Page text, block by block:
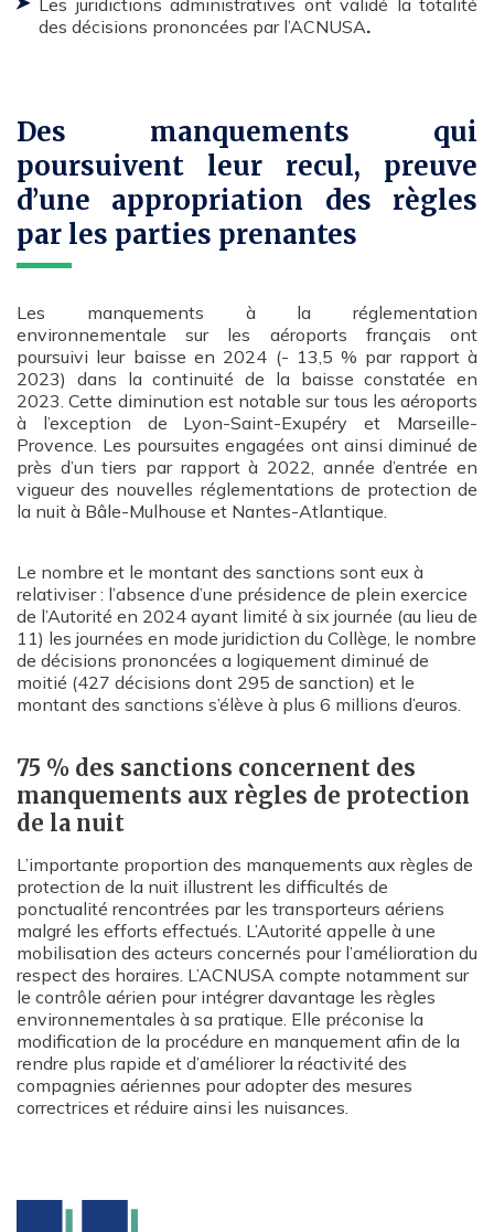
des décisions prononcées par l’ACNUSA.
Des manquements qui
poursuivent leur recul, preuve
d’une appropriation des règles
par les parties prenantes
Les manquements à la réglementation
environnementale sur les aéroports français ont
poursuivi leur baisse en 2024 (- 13,5 % par rapport à
2023) dans la continuité de la baisse constatée en
2023. Cette diminution est notable sur tous les aéroports
à l’exception de Lyon-Saint-Exupéry et Marseille-
Provence. Les poursuites engagées ont ainsi diminué de
près d’un tiers par rapport à 2022, année d’entrée en
vigueur des nouvelles réglementations de protection de
la nuit à Bâle-Mulhouse et Nantes-Atlantique.
Le nombre et le montant des sanctions sont eux à
relativiser : l’absence d’une présidence de plein exercice
de l’Autorité en 2024 ayant limité à six journée (au lieu de
11) les journées en mode juridiction du Collège, le nombre
de décisions prononcées a logiquement diminué de
moitié (427 décisions dont 295 de sanction) et le
montant des sanctions s’élève à plus 6 millions d’euros.
75 % des sanctions concernent des
manquements aux règles de protection
de la nuit
L’importante proportion des manquements aux règles de
protection de la nuit illustrent les difficultés de
ponctualité rencontrées par les transporteurs aériens
malgré les efforts effectués. L’Autorité appelle à une
mobilisation des acteurs concernés pour l’amélioration du
respect des horaires. L’ACNUSA compte notamment sur
le contrôle aérien pour intégrer davantage les règles
environnementales à sa pratique. Elle préconise la
modification de la procédure en manquement afin de la
rendre plus rapide et d’améliorer la réactivité des
compagnies aériennes pour adopter des mesures
correctrices et réduire ainsi les nuisances.